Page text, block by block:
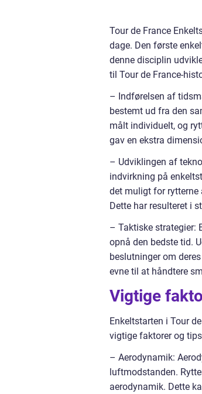
Tour de France
dage. Den første
denne disciplin
til Tour de France-
– Indførelsen af
bestemt ud fra den
målt individuelt, og
gav en ekstra
– Udviklingen af
indvirkning på
det muligt for rytterne
Dette har resulteret i
– Taktiske strategier:
opnå den bedste tid.
beslutninger om
evne til at håndtere
Vigtige
Enkeltstarten i Tour
vigtige faktorer og
– Aerodynamik:
luftmodstanden.
aerodynamik. Dette